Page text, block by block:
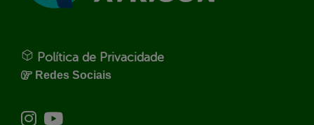
Política de Privacidade
Redes Sociais